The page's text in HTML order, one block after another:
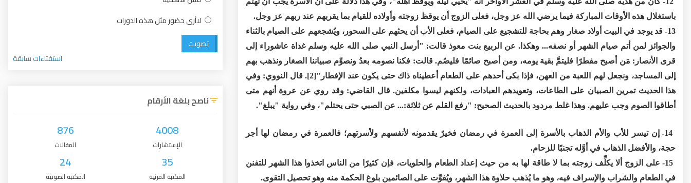
باستغلال هذه الأوقات المباركة فيما يرضي الله عز وجل، فعلى الزوج أن يوقظ زوجته وأولاده للقيام بما يقربهم عند ربهم عز وجل.
13- قد يوجد في البيت أولاد صغار وهم بحاجة للتشجيع على الصيام، فعلى الأب أن يحثهم على السحور، ويُشجعهم على الصيام بالثناء
والجوائز لمن أتم صيام الشهر أو نصفه... وهكذا. عن الربيع بنت معوذ قالت: "أرسل النبي صلى الله عليه وسلم غداة عاشوراء إلى
قرى الأنصار: مَن أصبح مفطرًا فليتمَّ بقية يومه، ومن أصبح صائمًا فليصُم. قالت: فكنا نصومه بعدُ ونصوِّم صبياننا الصغار ونذهب بهم
إلى المساجد، ونجعل لهم اللعبة من العهن، فإذا بكى أحدهم على الطعام أعطيناه ذاك حتى يكون عند الإفطار"[2]. قال النووي: وفي
هذا الحديث تمرين الصبيان على الطاعات، وتعويدهم العبادات، ولكنهم ليسوا مكلفين. قال القاضي: وقد روي عن عروة أنهم متى
أطاقوا الصوم وجب عليهم. وهذا غلط مردود بالحديث الصحيح: "رفع القلم عن ثلاثة:... عن الصبي حتى يحتلم"، وفي رواية "يبلغ".
14- إن تيسر للأب والأم الذهاب بالأسرة إلى العمرة في رمضان فخيرٌ يقدمونه لأنفسهم ولأسرتهم؛ فالعمرة في رمضان لها أجر
حجة، والأفضل الذهاب في أوَّله تجنبًا للزحام.
15- على الزوج ألا يكلِّف زوجته بما لا طاقة لها به من حيث إعداد الطعام والحلويات، فإن كثيرًا من الناس اتخذوا هذا الشهر للتفنن
في الطعام والشراب والإسراف فيه، وهو ما يُذهب حلاوة هذا الشهر، ويُفوِّت على الصائمين بلوغ الحكمة منه وهو تحصيل التقوى.
لاأرى حضور مثل هذه الدورات
تصويت
استفتاءات سابقة
ناصح بلغة الأرقام
4008
الإستشارات
876
المقالات
35
المكتبة المرئية
24
المكتبة الصوتية